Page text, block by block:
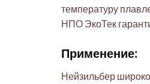
температуру
НПО ЭкоТек
Применение:
Нейзильбер